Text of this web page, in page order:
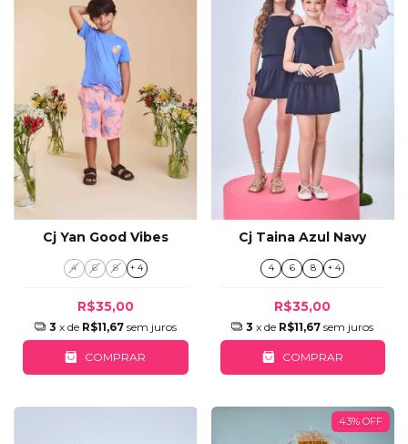
Cj Yan Good Vibes
4 6 8 + 4
R$35,00
3 x de R$11,67 sem juros
COMPRAR
Cj Taina Azul Navy
4 6 8 + 4
R$35,00
3 x de R$11,67 sem juros
COMPRAR
43% OFF